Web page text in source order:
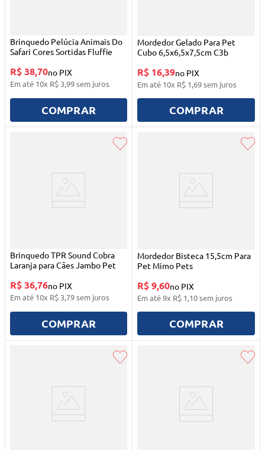
Brinquedo Pelúcia Animais Do
Safari Cores Sortidas Fluffie
R$ 38,70no PIX
Em até 10x R$ 3,99sem juros
COMPRAR
Mordedor Gelado Para Pet
Cubo 6,5x6,5x7,5cm C3b
R$ 16,39no PIX
Em até 10x R$ 1,69sem juros
COMPRAR
Brinquedo TPR Sound Cobra
Laranja para Cães Jambo Pet
R$ 36,76no PIX
Em até 10x R$ 3,79sem juros
COMPRAR
Mordedor Bisteca 15,5cm Para
Pet Mimo Pets
R$ 9,60no PIX
Em até9x R$ 1,10sem juros
COMPRAR